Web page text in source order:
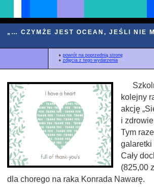
„… CZYMŻE JEST OCEAN, JEŚLI NIE
♦ powrót na poprzednią stronę
♦ zdjęcia z tego wydarzenia
kolejny
akcję
i
Tym
galaretki
Cały
(825,00
dla chorego na raka Konrada Nawarę.